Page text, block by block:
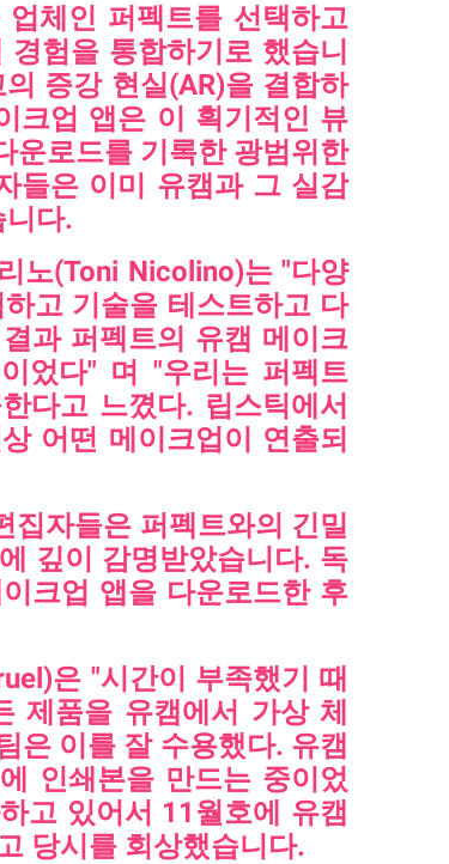
체인 퍼펙트를 선택하고
험을 통합하기로 했습니
증강 현실(AR)을 결합하
크업 앱은 이 획기적인 뷰
운로드를 기록한 광범위한
들은 이미 유캠과 그 실감
니다.
노(Toni Nicolino)는 "다양
고 기술을 테스트하고 다
과 퍼펙트의 유캠 메이크
었다" 며 "우리는 퍼펙트
다고 느꼈다. 립스틱에서
어떤 메이크업이 연출되
집자들은 퍼펙트와의 긴밀
깊이 감명받았습니다. 독
크업 앱을 다운로드한 후
은 "시간이 부족했기 때
제품을 유캠에서 가상 체
은 이를 잘 수용했다. 유캠
인쇄본을 만드는 중이었
고 있어서 11월호에 유캠
당시를 회상했습니다.